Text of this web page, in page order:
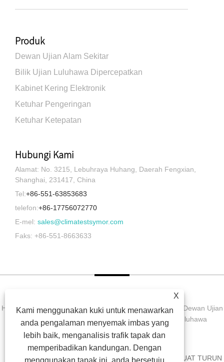
Produk
Dewan Ujian Alam Sekitar
Bilik Ujian Luluhawa Dipercepatkan
Kabinet Kering Elektronik
Ketuhar Pengeringan
Ketuhar Ketepatan
Hubungi Kami
Alamat: No. 3215, Lebuhraya Huhang, Daerah Fengxian,
Shanghai, 231417, China
Tel:+86-551-63853683
telefon:+86-17756072770
E-mel: sales@climatestsymor.com
Faks: +86-551-8663633
Hak Cipta © 2022 Symor Instrument Equipment Co., Ltd. Dewan Ujian
Alam Sekitar, Kabinet Kering Elektronik, Bilik Ujian Luluhawa
Dipercepatkan Hak Cipta Terpelihara.
RUMAH TENTANG KITA PRODUK BERITA MUAT TURUN
X
Kami menggunakan kuki untuk menawarkan
anda pengalaman menyemak imbas yang
lebih baik, menganalisis trafik tapak dan
memperibadikan kandungan. Dengan
menggunakan tapak ini, anda bersetuju